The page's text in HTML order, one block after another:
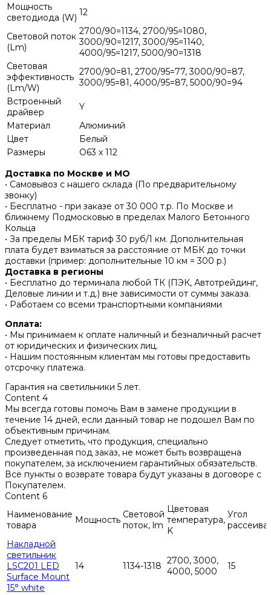
Мощность
светодиода (W) 12
Световой поток
(Lm)
2700/90=1134, 2700/95=1080,
3000/90=1217, 3000/95=1140,
4000/95=1217, 5000/90=1318
Световая
эффективность
(Lm/W)
2700/90=81, 2700/95=77, 3000/90=87,
3000/95=81, 4000/95=87, 5000/90=94
Встроенный
драйвер
Y
Материал
Алюминий
Цвет
Белый
Размеры
O63 x 112
Доставка по Москве и МО
• Самовывоз с нашего склада (По предварительному
звонку)
• Бесплатно - при заказе от 30 000 т.р. По Москве и
ближнему Подмосковью в пределах Малого Бетонного
Кольца
• За пределы МБК тариф 30 руб/1 км. Дополнительная
плата будет взиматься за расстояние от МБК до точки
доставки (пример: дополнительные 10 км = 300 р.)
Доставка в регионы
• Бесплатно до терминала любой ТК (ПЭК, Автотрейдинг,
Деловые линии и т.д.) вне зависимости от суммы заказа.
• Работаем со всеми транспортными компаниями
Оплата:
• Мы принимаем к оплате наличный и безналичный расчет
от юридических и физических лиц.
• Нашим постоянным клиентам мы готовы предоставить
отсрочку платежа.
Гарантия на светильники 5 лет.
Content 4
Мы всегда готовы помочь Вам в замене продукции в
течение 14 дней, если данный товар не подошел Вам по
объективным причинам.
Следует отметить, что продукция, специально
произведенная под заказ, не может быть возвращена
покупателем, за исключением гарантийных обязательств.
Все пункты о возврате товара будут указаны в договоре с
Покупателем.
Content 6
Наименование
товара
Мощность Световой
поток, lm
Цветовая
температура,
K
Угол
Накладной
светильник
LSC201 LED
Surface Mount
15° white
14 1134-1318 2700, 3000,
4000, 5000
15